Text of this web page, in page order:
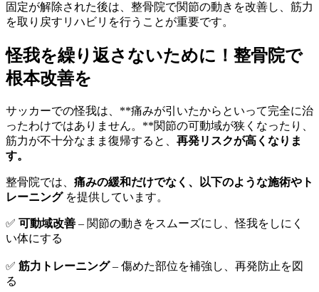
固定が解除された後は、整骨院で関節の動きを改善し、筋力
を取り戻すリハビリを行うことが重要です。
怪我を繰り返さないために！整骨院で
根本改善を
サッカーでの怪我は、**痛みが引いたからといって完全に治
ったわけではありません。**関節の可動域が狭くなったり、
筋力が不十分なまま復帰すると、 再発リスクが高くなりま
す。
整骨院では、 痛みの緩和だけでなく、以下のような施術やト
レーニングを提供しています。
✅ 可動域改善 – 関節の動きをスムーズにし、怪我をしにく
い体にする
✅ 筋力トレーニング– 傷めた部位を補強し、再発防止を図
る